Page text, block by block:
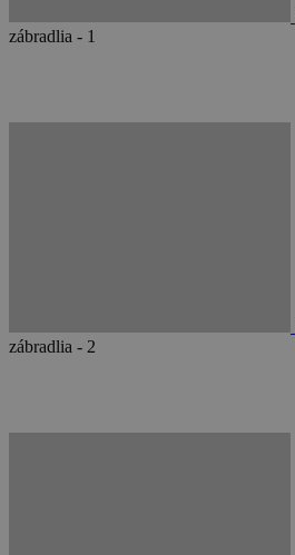
zábradlia - 1
zábradlia - 2